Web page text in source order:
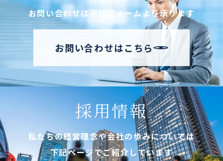
お問い合わせは下記フォームより承ります
お問い合わせはこちら
採用情報
私たちの経営理念や会社の歩みについては
下記ページでご紹介しています